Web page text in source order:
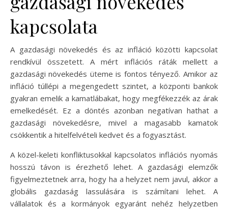
kapcsolata
A gazdasági növekedés és az infláció közötti kapcsolat
rendkívül összetett. A mért inflációs ráták mellett a
gazdasági növekedés üteme is fontos tényező. Amikor az
infláció túllépi a megengedett szintet, a központi bankok
gyakran emelik a kamatlábakat, hogy megfékezzék az árak
emelkedését. Ez a döntés azonban negatívan hathat a
gazdasági növekedésre, mivel a magasabb kamatok
csökkentik a hitelfelvételi kedvet és a fogyasztást.
A közel-keleti konfliktusokkal kapcsolatos inflációs nyomás
hosszú távon is érezhető lehet. A gazdasági elemzők
figyelmeztetnek arra, hogy ha a helyzet nem javul, akkor a
globális gazdaság lassulására is számítani lehet. A
vállalatok és a kormányok egyaránt nehéz helyzetben